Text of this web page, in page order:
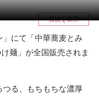
目次を表示
にて「中華蕎麦とみ
麺」が全国販売されま
る、もちもちな濃厚